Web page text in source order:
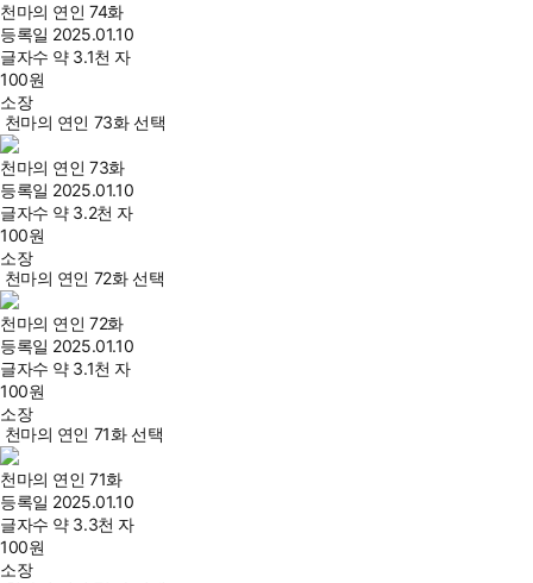
천마의 연인 74화
등록일 2025.01.10
글자수 약 3.1천 자
100원
소장
천마의 연인 73화 선택
천마의 연인 73화
등록일 2025.01.10
글자수 약 3.2천 자
100원
소장
천마의 연인 72화 선택
천마의 연인 72화
등록일 2025.01.10
글자수 약 3.1천 자
100원
소장
천마의 연인 71화 선택
천마의 연인 71화
등록일 2025.01.10
글자수 약 3.3천 자
100원
소장